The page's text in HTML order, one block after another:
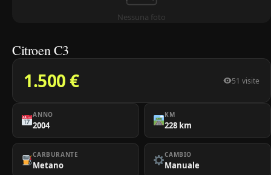
Nessuna foto
Citroen C3
1.500 € 51 visite
ANNO
2004
KM
228 km
CARBURANTE
Metano
CAMBIO
Manuale